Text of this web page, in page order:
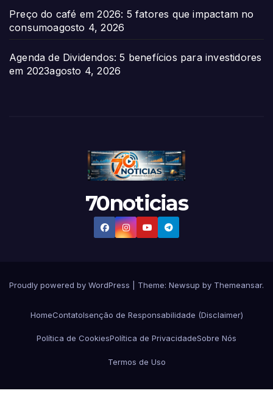
Preço do café em 2026: 5 fatores que impactam no
consumoagosto 4, 2026
Agenda de Dividendos: 5 benefícios para investidores
em 2023agosto 4, 2026
70noticias
Proudly powered by WordPress Theme: Newsup by Themeansar.
HomeContatoIsenção de Responsabilidade (Disclaimer)
Política de CookiesPolítica de PrivacidadeSobre Nós
Termos de Uso